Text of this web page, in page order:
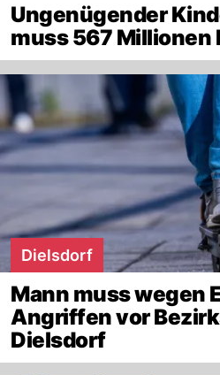
Ungenügender
muss 567 Millionen
Dielsdorf
Mann muss wegen
Angriffen vor
Dielsdorf